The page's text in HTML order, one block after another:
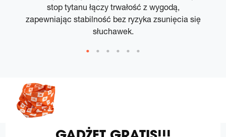
stop tytanu łączy trwałość z wygodą,
zapewniając stabilność bez ryzyka zsunięcia się
słuchawek.